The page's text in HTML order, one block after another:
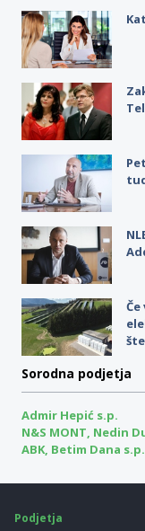
Sorodna podjetja
Admir Hepić s.p.
N&S MONT, Nedin
ABK, Betim Dana s.p.
Podjetja